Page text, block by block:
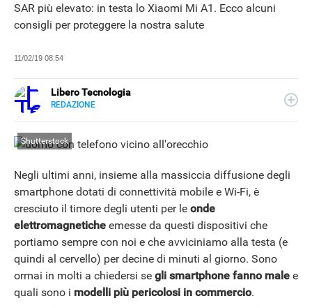
NEWS
SAR più elevato: in testa lo Xiaomi Mi A1. Ecco alcuni
consigli per proteggere la nostra salute
11/02/19 08:54
Libero Tecnologia
REDAZIONE
tutorial, per un pubblico di principianti e di esperti, di
articoli sul mondo Android e Apple, app e social, audio e
video, smartphone e wearable, domotica e gadget.
Shutterstock
Negli ultimi anni, insieme alla massiccia diffusione degli
smartphone dotati di connettività mobile e Wi-Fi, è
cresciuto il timore degli utenti per le onde
elettromagnetiche emesse da questi dispositivi che
portiamo sempre con noi e che avviciniamo alla testa (e
quindi al cervello) per decine di minuti al giorno. Sono
ormai in molti a chiedersi se gli smartphone fanno male e
quali sono i modelli più pericolosi in commercio.